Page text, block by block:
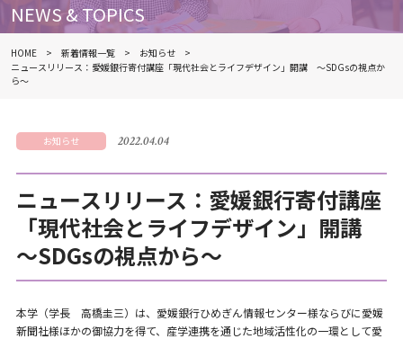
NEWS & TOPICS
HOME 新着情報一覧
お知らせ
ニュースリリース：愛媛銀行寄付講座「現代社会とライフデザイン」開講 ～SDGsの視点か
ら～
お知らせ 2022.04.04
ニュースリリース：愛媛銀行寄付講座
「現代社会とライフデザイン」開講
～SDGsの視点から～
本学（学長 高橋圭三）は、愛媛銀行ひめぎん情報センター様ならびに愛媛
新聞社様ほかの御協力を得て、産学連携を通じた地域活性化の一環として愛